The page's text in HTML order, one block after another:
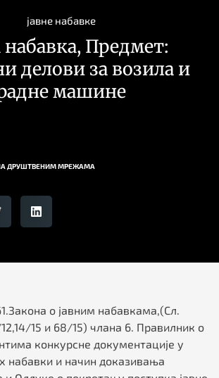
јавне набавке
набавка, Предмет:
делови за возила и
машине
ДРУШТВЕНИМ МРЕЖАМА
о јавним набавкама,(Сл.
15 и 68/15) члана 6. Правилник о
конкурсне документације у
набавки и начин доказивања